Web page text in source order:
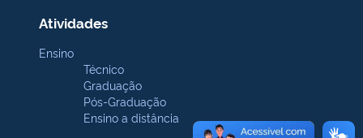
Atividades
Ensino
Técnico
Graduação
Pós-Graduação
Ensino a distância